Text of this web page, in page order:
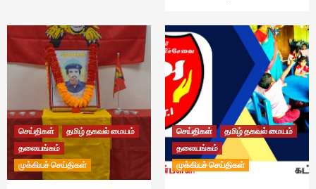
செய்திகள்
தமிழ் தகவல் மையம்
தலையங்கம்
முக்கியச் செய்திகள்
செய்திகள்
தமிழ் தகவல் மையம்
தலையங்கம்
முக்கியச் செய்திகள்